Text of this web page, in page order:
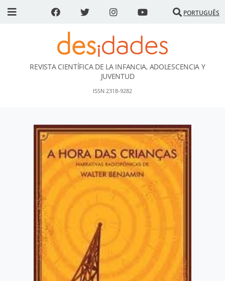
PORTUGUÊS
DESidades
REVISTA CIENTÍFICA DE LA INFANCIA, ADOLESCENCIA Y
JUVENTUD
ISSN 2318-9282